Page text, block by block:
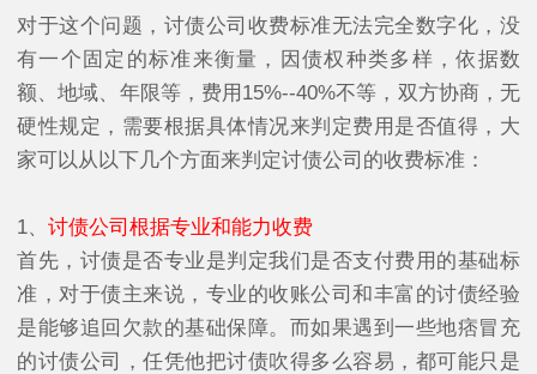
对于这个问题，讨债公司收费标准无法完全数字化，没
有一个固定的标准来衡量，因债权种类多样，依据数
额、地域、年限等，费用15%--40%不等，双方协商，无
硬性规定，需要根据具体情况来判定费用是否值得，大
家可以从以下几个方面来判定讨债公司的收费标准：
1、 讨债公司根据专业和能力收费
首先，讨债是否专业是判定我们是否支付费用的基础标
准，对于债主来说，专业的收账公司和丰富的讨债经验
是能够追回欠款的基础保障。而如果遇到一些地痞冒充
的讨债公司，任凭他把讨债吹得多么容易，都可能只是